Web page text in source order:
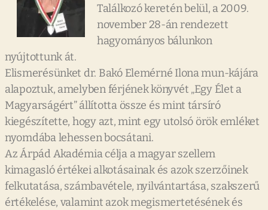
Találkozó keretén belül, a 2009.
november 28-án rendezett
hagyományos bálunkon
nyújtottunk át.
Elismerésünket dr. Bakó Elemérné Ilona mun-kájára
alapoztuk, amelyben férjének könyvét „Egy Élet a
Magyarságért” állította össze és mint társíró
kiegészítette, hogy azt, mint egy utolsó örök emléket
nyomdába lehessen bocsátani.
Az Árpád Akadémia célja a magyar szellem
kimagasló értékei alkotásainak és azok szerzőinek
felkutatása, számbavétele, nyilvántartása, szakszerű
értékelése, valamint azok megismertetésének és